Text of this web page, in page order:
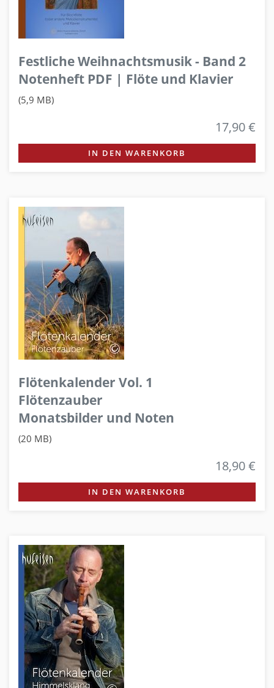
Festliche Weihnachtsmusik - Band 2
Notenheft PDF | Flöte und Klavier
(5,9 MB)
17,90 €
IN DEN WARENKORB
Flötenkalender Vol. 1
Flötenzauber
Monatsbilder und Noten
(20 MB)
18,90 €
IN DEN WARENKORB